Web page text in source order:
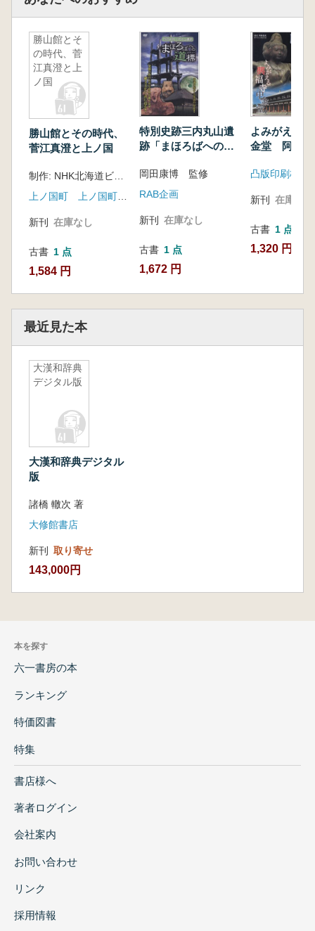
勝山館とそ
の時代、菅
江真澄と上
ノ国
勝山館とその時代、
菅江真澄と上ノ国
新刊 在庫なし
古書 1 点
1,584 円
特別史跡三内丸山遺
跡「まほろばへの道
岡田康博 監修
RAB企画
新刊 在庫なし
古書 1 点
1,672 円
よみがえる
金堂 阿修羅
凸版印刷株式
新刊 在庫なし
古書 1 点
1,320 円
最近見た本
大漢和辞典
デジタル版
大漢和辞典デジタル
版
諸橋 轍次 著
大修館書店
新刊 取り寄せ
143,000円
本を探す
六一書房の本
ランキング
特価図書
特集
書店様へ
著者ログイン
会社案内
お問い合わせ
リンク
採用情報